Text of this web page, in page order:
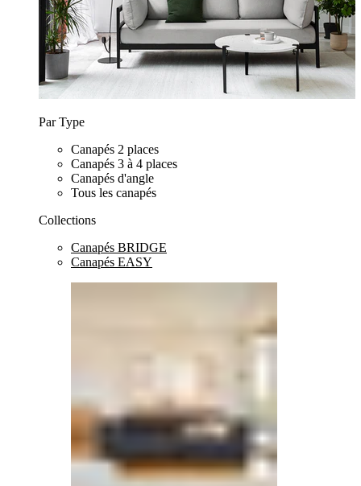
Par Type
Canapés 2 places
Canapés 3 à 4 places
Canapés d'angle
Tous les canapés
Collections
Canapés BRIDGE
Canapés EASY